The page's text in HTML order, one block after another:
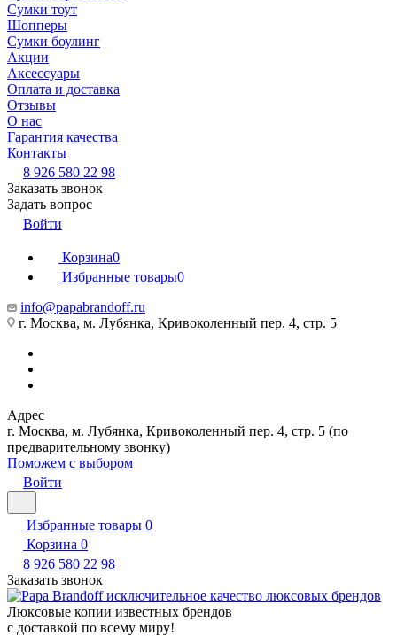
Сумки тоут
Шопперы
Сумки боулинг
Акции
Аксессуары
Оплата и доставка
Отзывы
О нас
Гарантия качества
Контакты
8 926 580 22 98
Заказать звонок
Задать вопрос
Войти
Корзина0
Избранные товары0
info@papabrandoff.ru
г. Москва, м. Лубянка, Кривоколенный пер. 4, стр. 5
Адрес
г. Москва, м. Лубянка, Кривоколенный пер. 4, стр. 5 (по
предварительному звонку)
Поможем с выбором
Войти
Избранные товары 0
Корзина 0
8 926 580 22 98
Заказать звонок
Люксовые копии известных брендов
с доставкой по всему миру!